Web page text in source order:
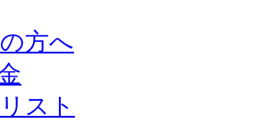
方へ
スト